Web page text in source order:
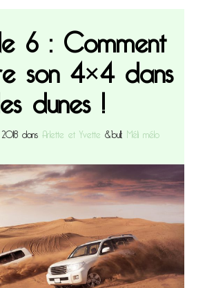
6 : Comment
son 4×4 dans
dunes !
dansArlette et Yvette &bull; Méli mélo